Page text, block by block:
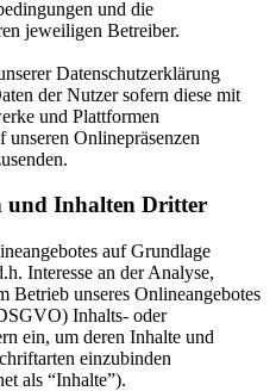
und die
jeweiligen Betreiber.
Datenschutzerklärung
der Nutzer sofern diese mit
und Plattformen
Onlinepräsenzen
und Inhalten Dritter
auf Grundlage
Interesse an der Analyse,
unseres Onlineangebotes
Inhalts- oder
ein, um deren Inhalte und
einzubinden
als “Inhalte”).